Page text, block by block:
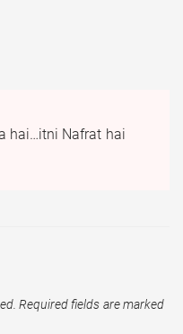
hai…itni Nafrat hai
Required fields are marked